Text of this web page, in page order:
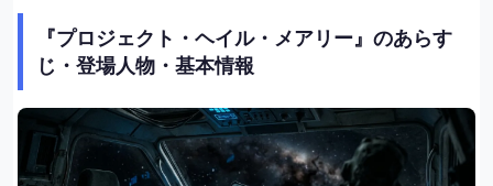
『プロジェクト・ヘイル・メアリー』のあらす
じ・登場人物・基本情報